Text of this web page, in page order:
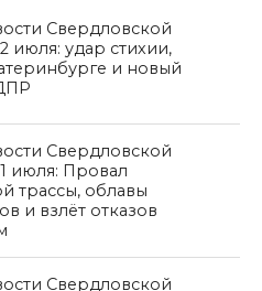
Свердловской
июля: удар стихии,
и новый
Свердловской
июля: Провал
трассы, облавы
и взлёт отказов
Свердловской